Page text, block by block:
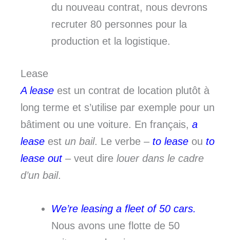
du nouveau contrat, nous devrons
recruter 80 personnes pour la
production et la logistique.
Lease
A lease est un contrat de location plutôt à
long terme et s’utilise par exemple pour un
bâtiment ou une voiture. En français, a
lease est un bail. Le verbe – to lease ou to
lease out– veut dire louer dans le cadre
d’un bail.
We’re leasing a fleet of 50 cars.
Nous avons une flotte de 50